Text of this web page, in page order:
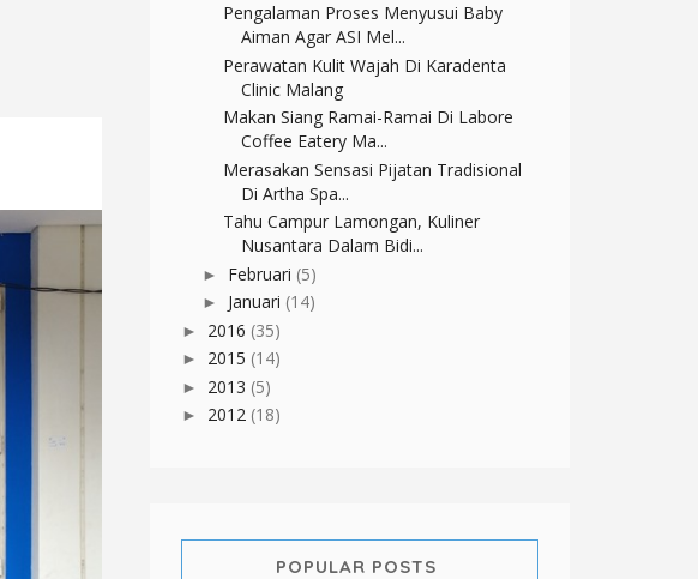
Pengalaman Proses Menyusui Baby
Aiman Agar ASI Mel...
Perawatan Kulit Wajah Di Karadenta
Clinic Malang
Makan Siang Ramai-Ramai Di Labore
Coffee Eatery Ma...
Merasakan Sensasi Pijatan Tradisional
Di Artha Spa...
Tahu Campur Lamongan, Kuliner
Nusantara Dalam Bidi...
► Februari (5)
► Januari (14)
► 2016 (35)
► 2015 (14)
► 2013 (5)
► 2012 (18)
POPULAR POSTS